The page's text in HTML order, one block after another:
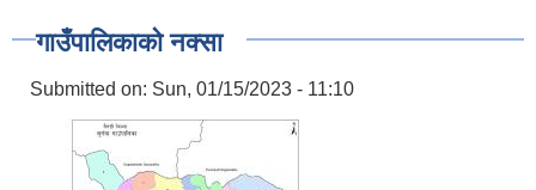
गाउँपालिकाको नक्सा
Submitted on: Sun, 01/15/2023 - 11:10